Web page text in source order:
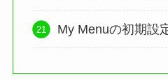
My Menuの初期設